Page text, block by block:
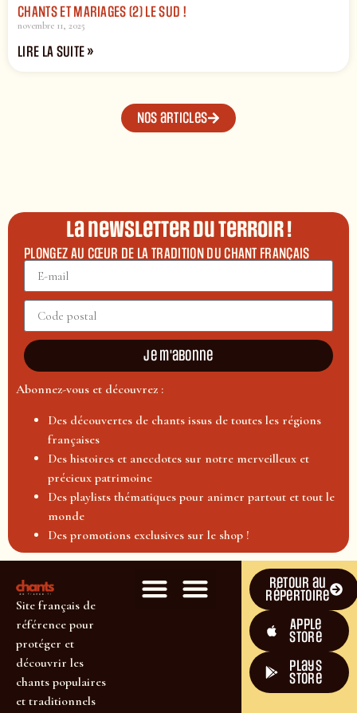
CHANTS ET MARIAGES (2) LE SUD !
novembre 11, 2025
LIRE LA SUITE »
Nos articles
La newsletter du terroir !
PLONGEZ AU CŒUR DE LA TRADITION DU CHANT FRANÇAIS
Je m'abonne
Abonnez-vous et découvrez :
Des découvertes de chants issus de toutes les régions
françaises
Des histoires et anecdotes sur notre merveilleux et
précieux patrimoine
Des playlists thématiques pour animer partout et tout le
monde
Des promotions exclusives sur le shop !
Site français de
référence pour
protéger et
découvrir les
chants populaires
et traditionnels
Retour au
répertoire
Apple
Store
plays
store